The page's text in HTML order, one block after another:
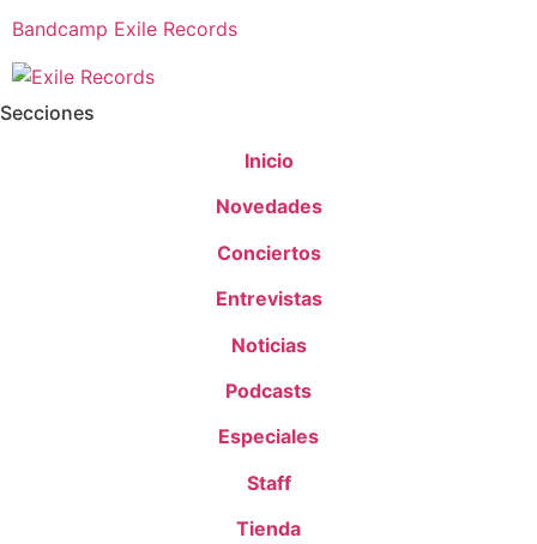
Bandcamp Exile Records
Secciones
Inicio
Novedades
Conciertos
Entrevistas
Noticias
Podcasts
Especiales
Staff
Tienda